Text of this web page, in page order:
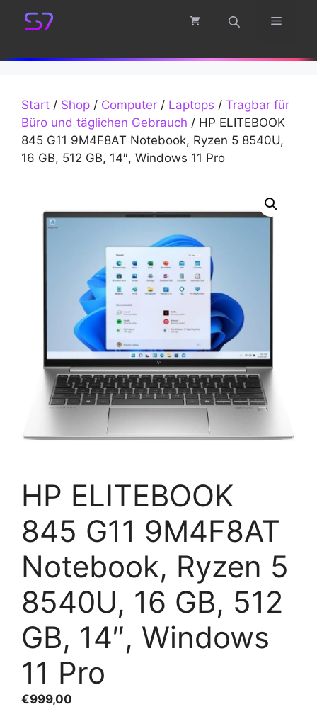
Inhalt
Menü
Start / Shop / Computer / Laptops / Tragbar für
Büro und täglichen Gebrauch / HP ELITEBOOK
845 G11 9M4F8AT Notebook, Ryzen 5 8540U,
16 GB, 512 GB, 14″, Windows 11 Pro
HP ELITEBOOK
845 G11 9M4F8AT
Notebook, Ryzen 5
8540U, 16 GB, 512
GB, 14″, Windows
11 Pro
€999,00